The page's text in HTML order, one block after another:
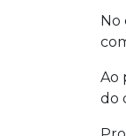
No
Ao
do